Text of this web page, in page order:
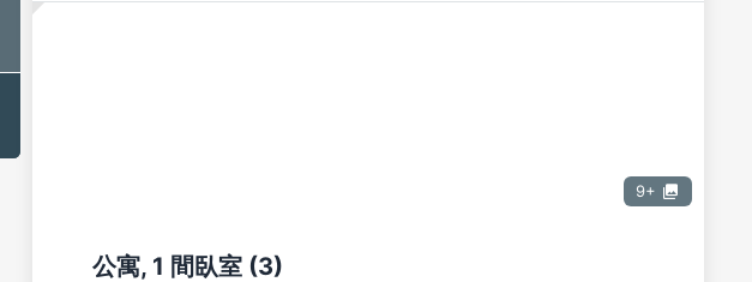
9+
公寓, 1 間臥室 (3)